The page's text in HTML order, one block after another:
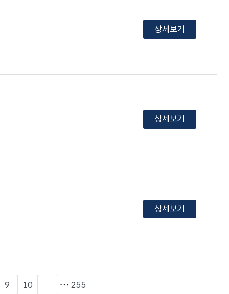
상세보기
상세보기
상세보기
9 10 255